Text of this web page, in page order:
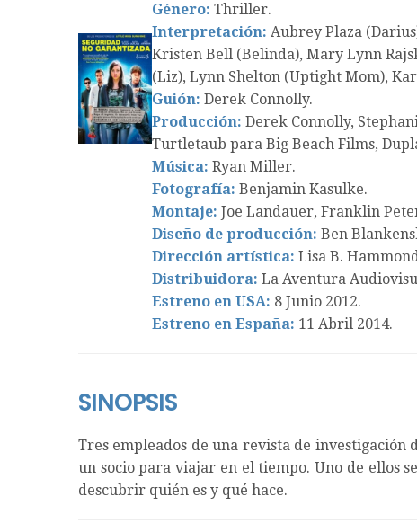
Género: Thriller.
Interpretación: Aubrey Plaza
Kristen Bell (Belinda), Mary Lynn
(Liz), Lynn Shelton (Uptight Mom),
Guión: Derek Connolly.
Producción: Derek Connolly,
Turtletaub para Big Beach Films,
Música: Ryan Miller.
Fotografía: Benjamin Kasulke.
Montaje: Joe Landauer, Franklin
Diseño de producción: Ben
Dirección artística: Lisa B.
Distribuidora: La Aventura
Estreno en USA: 8 Junio 2012.
Estreno en España: 11 Abril 2014.
SINOPSIS
Tres empleados de una revista de investigación
un socio para viajar en el tiempo. Uno de ellos
descubrir quién es y qué hace.